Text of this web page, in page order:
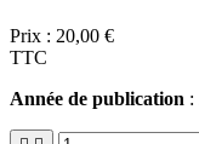
Prix : 20,00 €
TTC
Année de publication :